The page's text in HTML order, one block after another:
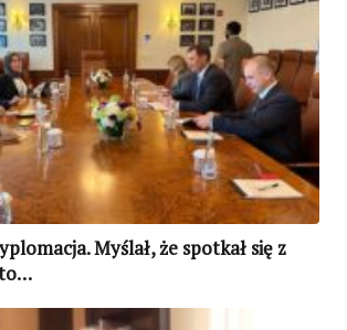
Myślał, że spotkał się z